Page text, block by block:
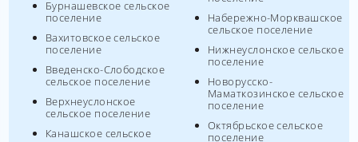
Бурнашевское сельское
поселение
Вахитовское сельское
поселение
Введенско-Слободское
сельское поселение
Верхнеуслонское
сельское поселение
Канашское сельское
Набережно-Морквашское
сельское поселение
Нижнеуслонское сельское
поселение
Новорусско-
Маматкозинское сельское
поселение
Октябрьское сельское
поселение